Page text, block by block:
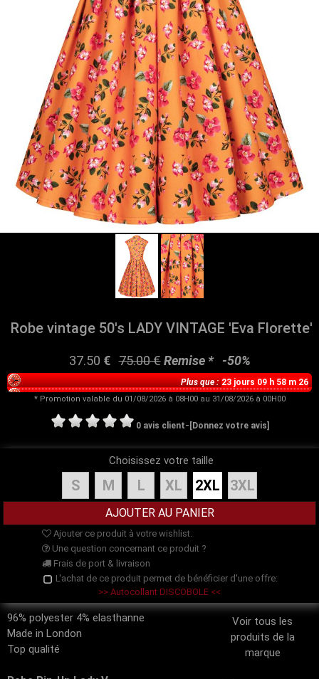
Robe vintage 50's LADY VINTAGE 'Eva Florette'
37.50 €75.00€ Remise * -50%
Plus que :23 jours 09 h 58 m 26
* Promotion valable du 01/08/2026 à 08H00 au 31/08/2026 à 00H00
0 avis client- [Donnez votre avis]
Choisissez votre taille
S M L XL 2XL 3XL
Ajouter ce produit à votre wishlist.
Une question concernant ce produit ?
Frais de port & livraison
L'achat de ce produit permet de bénéficier d'une offre:
>> Autocollant DISCOBOLE <<
Voir tous les
produits de la
marque
96% polyester 4% elasthanne
Made in London
Top qualité